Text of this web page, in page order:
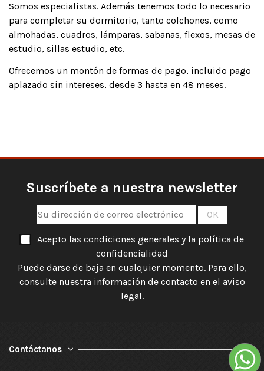
Somos especialistas. Además tenemos todo lo necesario
para completar su dormitorio, tanto colchones, como
almohadas, cuadros, lámparas, sabanas, flexos, mesas de
estudio, sillas estudio, etc.
Ofrecemos un montón de formas de pago, incluido pago
aplazado sin intereses, desde 3 hasta en 48 meses.
Suscríbete a nuestra newsletter
Acepto las condiciones generales y la política de
confidencialidad
Puede darse de baja en cualquier momento. Para ello,
consulte nuestra información de contacto en el aviso
legal.
Contáctanos